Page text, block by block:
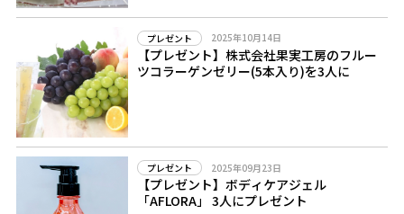
プレゼント 2025年10月14日
【プレゼント】株式会社果実工房のフルー
ツコラーゲンゼリー(5本入り)を3人に
プレゼント 2025年09月23日
【プレゼント】ボディケアジェル
「AFLORA」 3人にプレゼント